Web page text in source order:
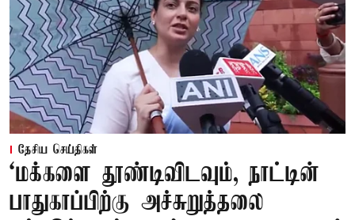
தேசிய செய்திகள்
‘மக்களை தூண்டிவிடவும், நாட்டின்
பாதுகாப்பிற்கு அச்சுறுத்தலை